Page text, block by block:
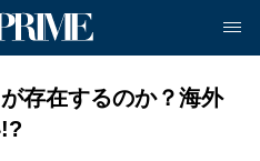
存在するのか？海外